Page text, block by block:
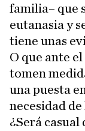
familia– que
eutanasia y
tiene unas
O que ante
tomen
una puesta
necesidad
¿Será casual